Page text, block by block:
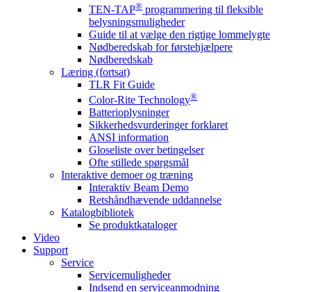
TEN-TAP® programmering til fleksible
belysningsmuligheder
Guide til at vælge den rigtige lommelygte
Nødberedskab for førstehjælpere
Nødberedskab
Læring (fortsat)
TLR Fit Guide
Color-Rite Technology®
Batterioplysninger
Sikkerhedsvurderinger forklaret
ANSI information
Gloseliste over betingelser
Ofte stillede spørgsmål
Interaktive demoer og træning
Interaktiv Beam Demo
Retshåndhævende uddannelse
Katalogbibliotek
Se produktkataloger
Video
Support
Service
Servicemuligheder
Indsend en serviceanmodning